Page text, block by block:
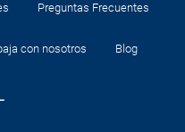
Preguntas Frecuentes
con nosotros Blog